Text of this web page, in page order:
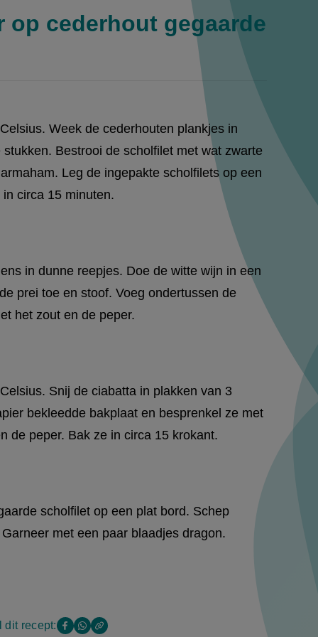
op cederhout gegaarde
Week de cederhouten plankjes in
Bestrooi de scholfilet met wat zwarte
Leg de ingepakte scholfilets op een
circa 15 minuten.
in dunne reepjes. Doe de witte wijn in een
prei toe en stoof. Voeg ondertussen de
het zout en de peper.
Snij de ciabatta in plakken van 3
bekleedde bakplaat en besprenkel ze met
de peper. Bak ze in circa 15 krokant.
scholfilet op een plat bord. Schep
met een paar blaadjes dragon.
dit recept:
Copy